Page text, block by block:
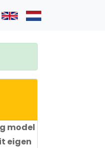
model
eigen